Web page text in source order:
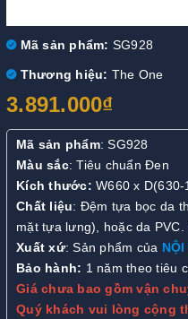
Mã sản phẩm: SG928
Thương hiệu: The One
3.891.000₫
Mã sản phẩm: SG928
Màu sắc: Tiêu chuẩn Đen
Kích thước: W660 x
Chất liệu: Đệm tựa bọc da
mặt tựa lưng), hoặc da
Xuất xứ: Sản phẩm của
Bảo hành: 1 năm theo tiêu
Giá chưa bao gồm vận
Quý khách vui lòng cộng